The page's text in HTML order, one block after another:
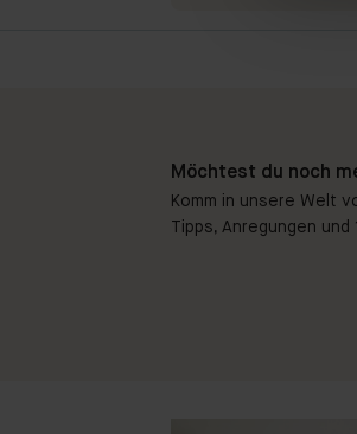
Möchtest du noch
Komm in unsere Welt
Tipps, Anregungen